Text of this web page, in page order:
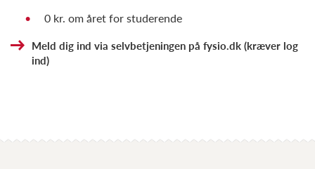
0 kr. om året for studerende
Meld dig ind via selvbetjeningen på fysio.dk (kræver log
ind)